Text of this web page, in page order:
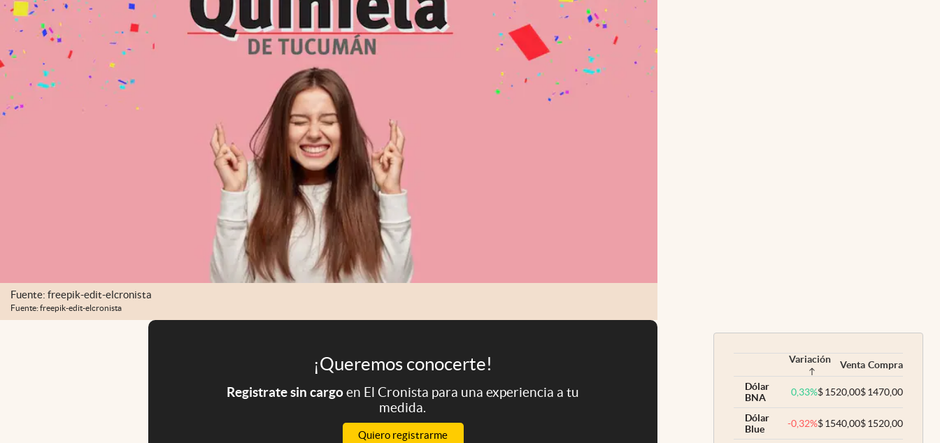
Fuente: freepik-edit-elcronista
Fuente: freepik-edit-elcronista
¡Queremos conocerte!
Registrate sin cargoen El Cronista para una experiencia a tu
medida.
Quiero registrarme
Variación Venta Compra
Dólar
BNA
0,33%$1520,00$1470,00
Dólar
Blue
-0,32%$1540,00$1520,00